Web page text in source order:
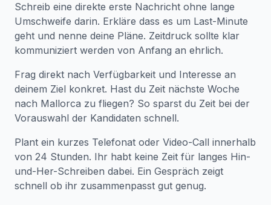
Schreib eine direkte erste Nachricht ohne lange
Umschweife darin. Erkläre dass es um Last-Minute
geht und nenne deine Pläne. Zeitdruck sollte klar
kommuniziert werden von Anfang an ehrlich.
Frag direkt nach Verfügbarkeit und Interesse an
deinem Ziel konkret. Hast du Zeit nächste Woche
nach Mallorca zu fliegen? So sparst du Zeit bei der
Vorauswahl der Kandidaten schnell.
Plant ein kurzes Telefonat oder Video-Call innerhalb
von 24 Stunden. Ihr habt keine Zeit für langes Hin-
und-Her-Schreiben dabei. Ein Gespräch zeigt
schnell ob ihr zusammenpasst gut genug.